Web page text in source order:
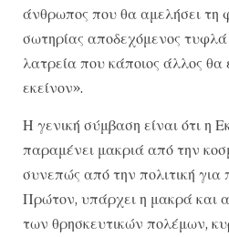
άνθρωπος που θα αμελήσει τη
σωτηρίας αποδεχόμενος τυφλά
λατρεία που κάποιος άλλος θα
εκείνον».
Η γενική σύμβαση είναι ότι η
παραμένει μακριά από την
συνεπώς από την πολιτική για
Πρώτον, υπάρχει η μακρά και
των θρησκευτικών πολέμων,